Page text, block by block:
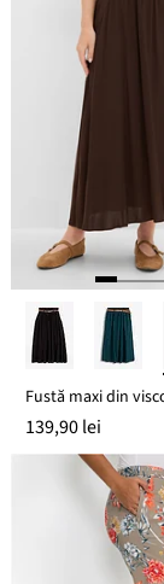
139,90 lei